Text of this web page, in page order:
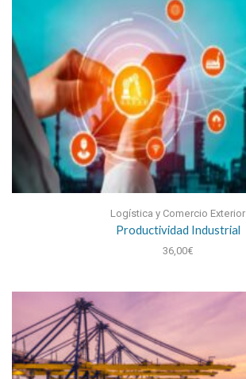
Logística y Comercio Exterior
Productividad Industrial
36,00€